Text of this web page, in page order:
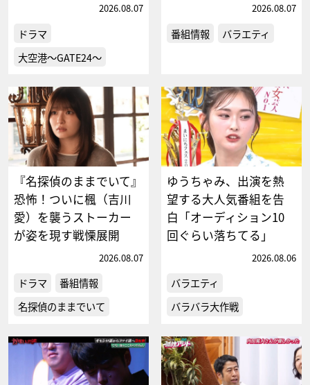
2026.08.07
ドラマ
大空港～GATE24～
2026.08.07
番組情報 バラエティ
『名探偵のままでいて』
恐怖！ついに楓（吉川
愛）を襲うストーカー
が姿を現す戦慄展開
2026.08.07
ドラマ
番組情報
名探偵のままでいて
ゆうちゃみ、出演を熱
望する大人気番組を告
白「オーディション10
回ぐらい落ちてる」
2026.08.06
バラエティ
バラバラ大作戦